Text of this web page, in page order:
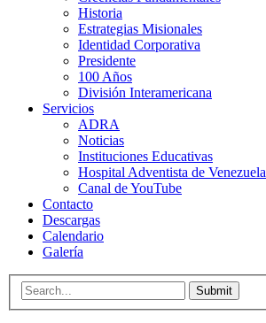
Historia
Estrategias Misionales
Identidad Corporativa
Presidente
100 Años
División Interamericana
Servicios
ADRA
Noticias
Instituciones Educativas
Hospital Adventista de Venezuela
Canal de YouTube
Contacto
Descargas
Calendario
Galería
Submit